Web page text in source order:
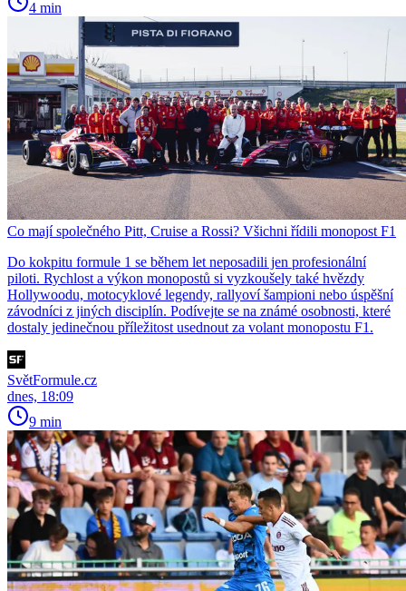
4 min
Co mají společného Pitt, Cruise a Rossi? Všichni řídili monopost F1
Do kokpitu formule 1 se během let neposadili jen profesionální
piloti. Rychlost a výkon monopostů si vyzkoušely také hvězdy
Hollywoodu, motocyklové legendy, rallyoví šampioni nebo úspěšní
závodníci z jiných disciplín. Podívejte se na známé osobnosti, které
dostaly jedinečnou příležitost usednout za volant monopostu F1.
SvětFormule.cz
dnes, 18:09
9 min